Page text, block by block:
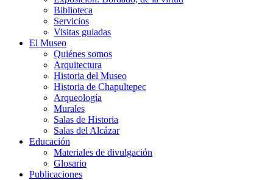
Biblioteca
Servicios
Visitas guiadas
El Museo
Quiénes somos
Arquitectura
Historia del Museo
Historia de Chapultepec
Arqueología
Murales
Salas de Historia
Salas del Alcázar
Educación
Materiales de divulgación
Glosario
Publicaciones